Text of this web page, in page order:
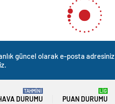
güncel olarak e-posta
DURUMU
TAHMİNİ
PUAN DURUMU
LİG